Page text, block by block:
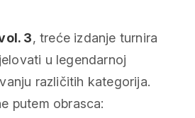
3, treće izdanje turnira
u legendarnoj
različitih kategorija.
putem obrasca: